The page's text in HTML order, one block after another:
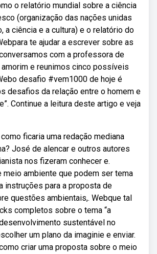
o relatório mundial sobre a ciência
(organização das nações unidas
a ciência e a cultura) e o relatório do
te ajudar a escrever sobre as
com a professora de
e reunimos cinco possíveis
desafio #vem1000 de hoje é
desafios da relação entre o homem e
Continue a leitura deste artigo e veja
ficaria uma redação mediana
José de alencar e outros autores
nos fizeram conhecer e.
ambiente que podem ser tema
instruções para a proposta de
questões ambientais,. Webque tal
completos sobre o tema “a
sustentável no
um plano da imaginie e enviar.
criar uma proposta sobre o meio